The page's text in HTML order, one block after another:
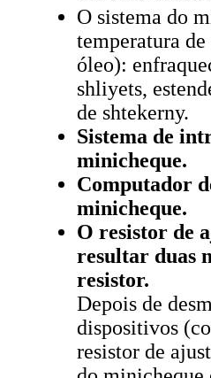
O sistema do
temperatura
óleo):
shliyets,
de shtekerny.
Sistema de
minicheque.
Computador
minicheque.
O resistor de
resultar duas
resistor.
Depois de
dispositivos
resistor de